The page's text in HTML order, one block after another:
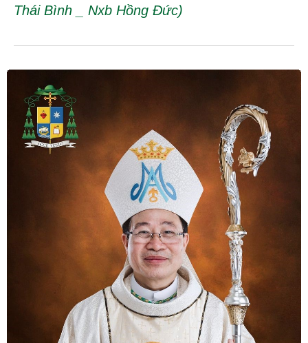
Thái Bình _ Nxb Hồng Đức)